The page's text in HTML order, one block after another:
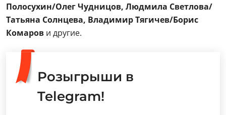
Полосухин/Олег Чудницов, Людмила Светлова/
Татьяна Солнцева, Владимир Тягичев/Борис
Комаров и другие.
Розыгрыши в
Telegram!